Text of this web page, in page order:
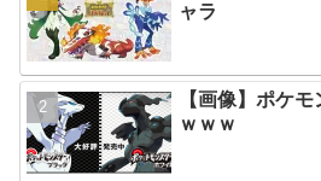
ャラ
【画像】ポケ
ｗｗｗ